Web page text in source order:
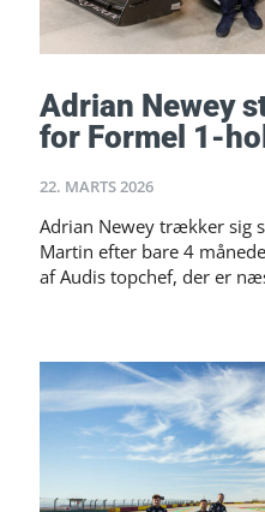
Adrian Newey
for Formel 1-
22. MARTS 2026
Adrian Newey trækker sig
Martin efter bare 4
af Audis topchef, der er